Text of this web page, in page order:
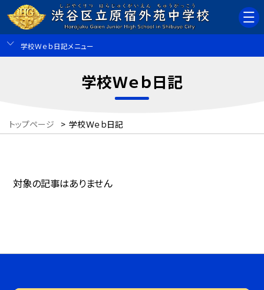
学校Ｗｅｂ日記メニュー
学校Ｗｅｂ日記
トップページ > 学校Ｗｅｂ日記
対象の記事はありません